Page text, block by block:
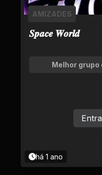
𝑺𝒑𝒂𝒄𝒆 𝑾𝒐𝒓𝒍𝒅
AMIZADES
Melhor grupo
há 1 ano